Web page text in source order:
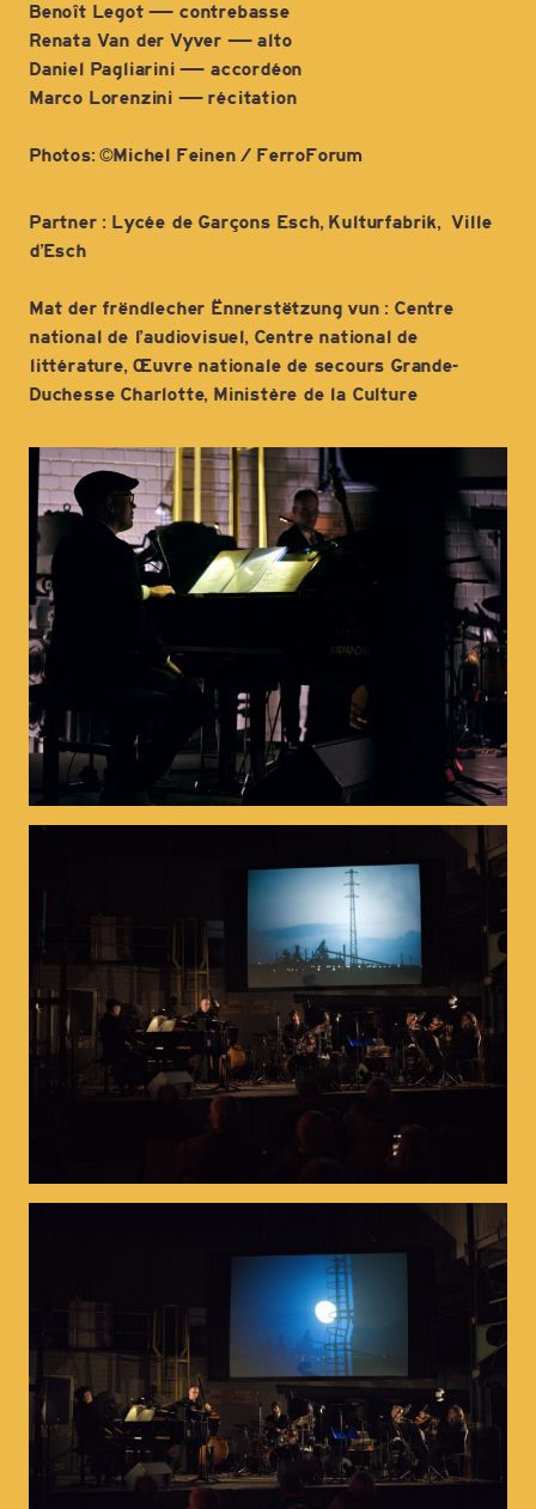
Benoît Legot — contrebasse
Renata Van der Vyver — alto
Daniel Pagliarini — accordéon
Marco Lorenzini — récitation
Photos: ©Michel Feinen / FerroForum
Partner : Lycée de Garçons Esch, Kulturfabrik, Ville
d’Esch
Mat der frëndlecher Ënnerstëtzung vun : Centre
national de l’audiovisuel, Centre national de
littérature, Œuvre nationale de secours Grande-
Duchesse Charlotte, Ministère de la Culture